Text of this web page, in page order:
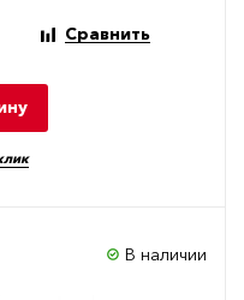
Сравнить
В наличии